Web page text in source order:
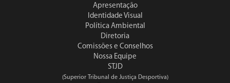
Apresentação
Identidade Visual
Política Ambiental
Diretoria
Comissões e Conselhos
Nossa Equipe
STJD
(Superior Tribunal de Justiça Desportiva)